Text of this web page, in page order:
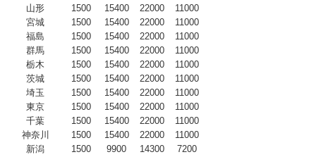
山形
1500 15400 22000
11000
宮城
1500 15400 22000
11000
福島
1500 15400 22000
11000
群馬
1500 15400 22000
11000
栃木
1500 15400 22000
11000
茨城
1500 15400 22000
11000
埼玉
1500 15400 22000
11000
東京
1500 15400 22000
11000
千葉
1500 15400 22000
11000
神奈川
1500 15400 22000
11000
新潟
1500 9900 14300
7200